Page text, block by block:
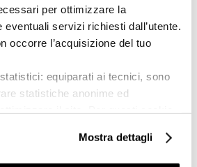
per ottimizzare la
eventuali servizi richiesti dall’utente.
occorre l’acquisizione del tuo
equiparati ai tecnici, sono
statistiche anonime ed
marketing: sono utilizzati, solo
per esaminare le tue abitudini di
Mostra dettagli
naturale
Aspetto superficiale:
opaco
Stonalizzazione: